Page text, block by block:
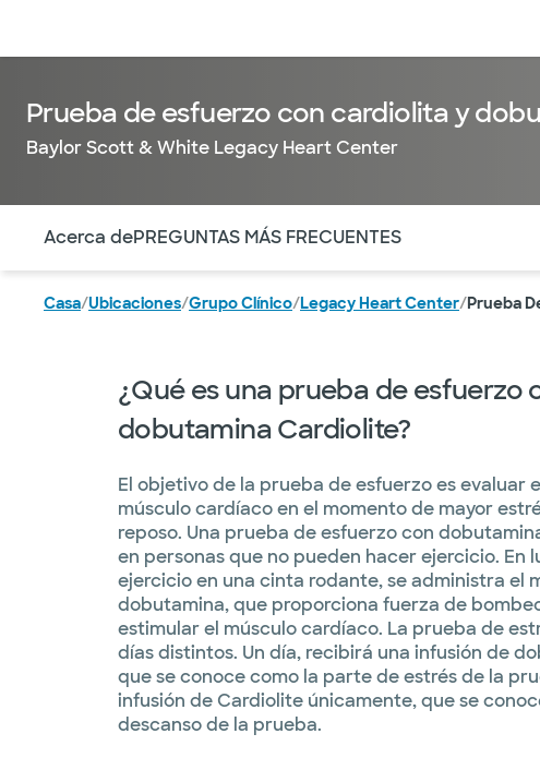
Prueba de esfuerzo con cardiolita y
Baylor Scott & White Legacy Heart Center
Acerca dePREGUNTAS MÁS FRECUENTES
Casa/Ubicaciones/Grupo Clínico/Legacy Heart Center/Prueba
¿Qué es una prueba de esfuerzo
dobutamina Cardiolite?
El objetivo de la prueba de esfuerzo es evaluar
músculo cardíaco en el momento de mayor
reposo. Una prueba de esfuerzo con
en personas que no pueden hacer ejercicio. En
ejercicio en una cinta rodante, se administra el
dobutamina, que proporciona fuerza de
estimular el músculo cardíaco. La prueba de
días distintos. Un día, recibirá una infusión de
que se conoce como la parte de estrés de la
infusión de Cardiolite únicamente, que se
descanso de la prueba.